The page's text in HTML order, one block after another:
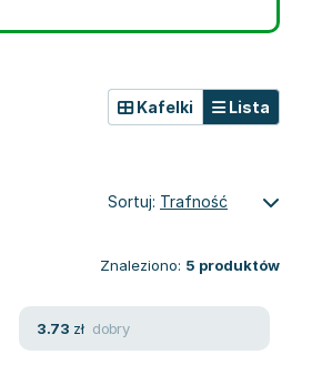
Kafelki Lista
Sortuj: Trafność
Znaleziono: 5 produktów
3.73 zł dobry